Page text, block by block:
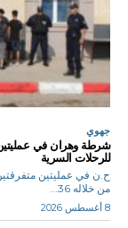
جهوي
للرحلات السرية
ح.ن في عمليتين
من خلاله 36...
8 أغسطس 2026